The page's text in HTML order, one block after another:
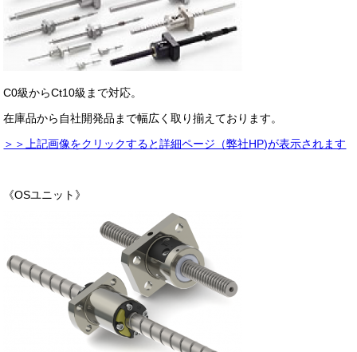
C0級からCt10級まで対応。
在庫品から自社開発品まで幅広く取り揃えております。
＞＞上記画像をクリックすると詳細ページ（弊社HP)が表示されます
《OSユニット》